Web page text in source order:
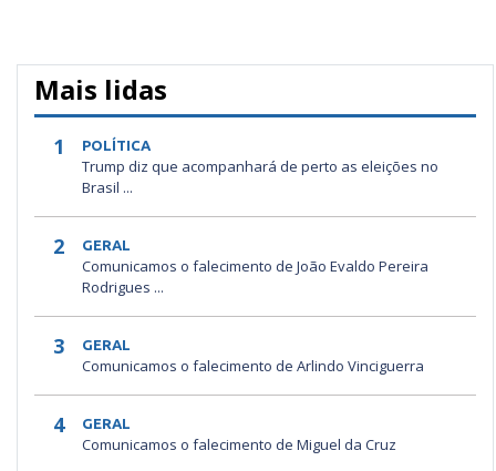
Mais lidas
1 POLÍTICA
Trump diz que acompanhará de perto as eleições no
Brasil ...
2 GERAL
Comunicamos o falecimento de João Evaldo Pereira
Rodrigues ...
3 GERAL
Comunicamos o falecimento de Arlindo Vinciguerra
4 GERAL
Comunicamos o falecimento de Miguel da Cruz